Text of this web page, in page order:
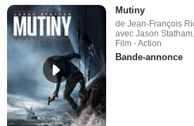
Mutiny
de Jean-François
avec Jason
Film - Action
Bande-annonce